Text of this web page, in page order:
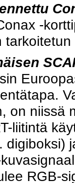
-
on niissä
liitintä
digiboksi)
RGB-